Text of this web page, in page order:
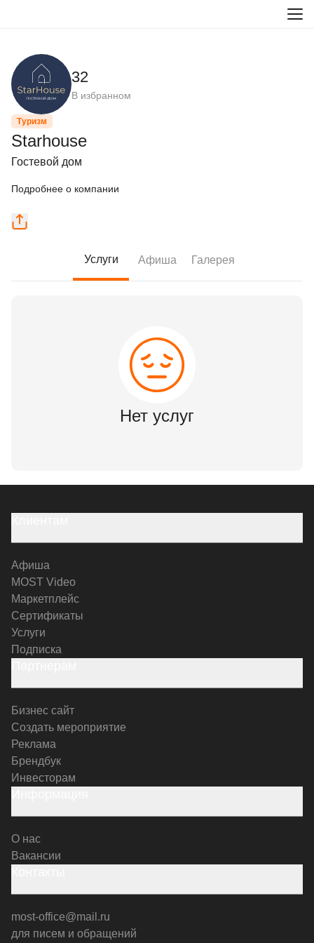
32
В избранном
Туризм
Starhouse
Гостевой дом
Подробнее о компании
Услуги Афиша Галерея
Нет услуг
Афиша
MOST Video
Маркетплейс
Сертификаты
Услуги
Подписка
Бизнес сайт
Создать мероприятие
Реклама
Брендбук
Инвесторам
О нас
Вакансии
most-office@mail.ru
для писем и обращений